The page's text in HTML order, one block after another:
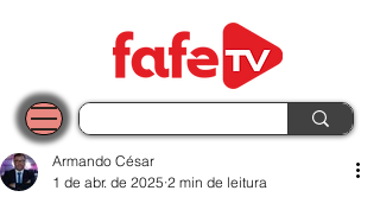
Armando César
1 de abr. de 2025 2 min de leitura